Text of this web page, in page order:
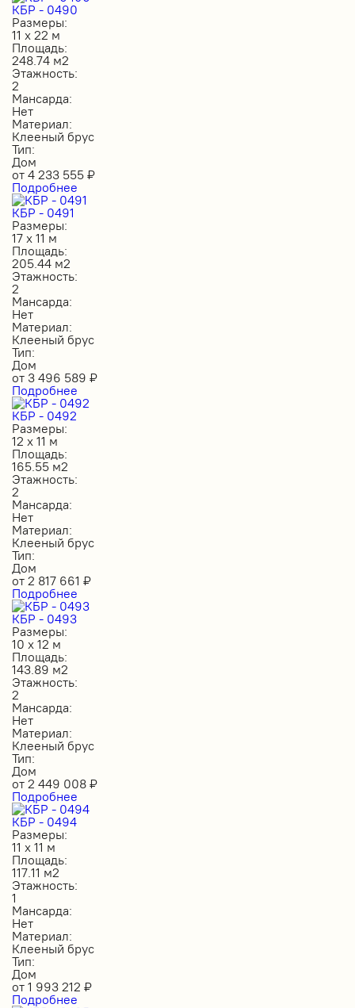
КБР - 0490
Размеры:
11 х 22 м
Площадь:
248.74 м2
Этажность:
2
Мансарда:
Нет
Материал:
Клееный брус
Тип:
Дом
от 4 233 555 ₽
Подробнее
КБР - 0491
Размеры:
17 х 11 м
Площадь:
205.44 м2
Этажность:
2
Мансарда:
Нет
Материал:
Клееный брус
Тип:
Дом
от 3 496 589 ₽
Подробнее
КБР - 0492
Размеры:
12 х 11 м
Площадь:
165.55 м2
Этажность:
2
Мансарда:
Нет
Материал:
Клееный брус
Тип:
Дом
от 2 817 661 ₽
Подробнее
КБР - 0493
Размеры:
10 х 12 м
Площадь:
143.89 м2
Этажность:
2
Мансарда:
Нет
Материал:
Клееный брус
Тип:
Дом
от 2 449 008 ₽
Подробнее
КБР - 0494
Размеры:
11 х 11 м
Площадь:
117.11 м2
Этажность:
1
Мансарда:
Нет
Материал:
Клееный брус
Тип:
Дом
от 1 993 212 ₽
Подробнее